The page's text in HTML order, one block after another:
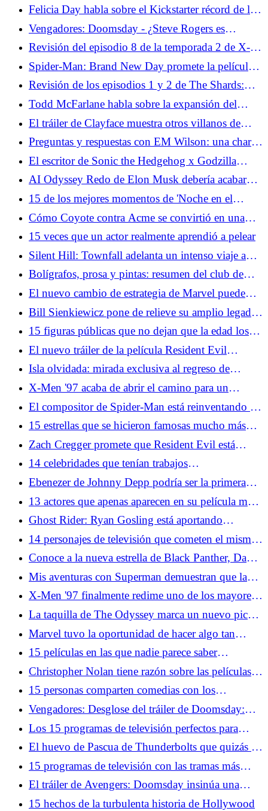
sobre la forja de la amistad entre Kirk y Spock
Felicia Day habla sobre el Kickstarter récord de la
película The Guild Reunion
Vengadores: Doomsday - ¿Steve Rogers es
realmente Steve Rogers?
Revisión del episodio 8 de la temporada 2 de X-
Men '97: Jugando una mala mano
Spider-Man: Brand New Day promete la película
de Spidey más oscura hasta el momento
Revisión de los episodios 1 y 2 de The Shards:
conozca a los psicópatas adolescentes
estadounidenses de la autoficción autoerótica
Todd McFarlane habla sobre la expansión del
universo Spawn antes de su gran aniversario
El tráiler de Clayface muestra otros villanos de
Batman
Preguntas y respuestas con EM Wilson: una charla
con el escritor detrás del libro viral 'Situationship'
El escritor de Sonic the Hedgehog x Godzilla
habla sobre cruces imposibles de escalamiento de
potencia
AI Odyssey Redo de Elon Musk debería acabar
con las conversaciones sobre películas sobre IA de
una vez por todas
15 de los mejores momentos de 'Noche en el
Museo'
Cómo Coyote contra Acme se convirtió en una
saga de Hollywood de David contra Goliat en la
vida real
15 veces que un actor realmente aprendió a pelear
Silent Hill: Townfall adelanta un intenso viaje a
través de una nueva ciudad encantada
Bolígrafos, prosa y pintas: resumen del club de
escritura SDCC de Wattpad
El nuevo cambio de estrategia de Marvel puede
poner fin a sus programas de acción en vivo
Bill Sienkiewicz pone de relieve su amplio legado
en un nuevo documental
15 figuras públicas que no dejan que la edad los
defina
El nuevo tráiler de la película Resident Evil
confirma que los fanáticos de OG están al volante
Isla olvidada: mirada exclusiva al regreso de
DreamWorks Animation a los días de gloria de los
90
X-Men '97 acaba de abrir el camino para un
personaje favorito de los fanáticos
El compositor de Spider-Man está reinventando el
tema de Spidey en Brand New Day
15 estrellas que se hicieron famosas mucho más
tarde de lo que crees
Zach Cregger promete que Resident Evil está
estructurado exactamente como los juegos de la
vieja escuela
14 celebridades que tenían trabajos
sorprendentemente comunes antes de la fama
Ebenezer de Johnny Depp podría ser la primera
película de terror basada en un cuento de Navidad
13 actores que apenas aparecen en su película más
famosa
Ghost Rider: Ryan Gosling está aportando
Kenough Energy al MCU
14 personajes de televisión que cometen el mismo
error una y otra vez
Conoce a la nueva estrella de Black Panther, David
Jonsson
Mis aventuras con Superman demuestran que la
muerte de Superman fue más que un truco de
ventas
X-Men '97 finalmente redime uno de los mayores
errores de la serie original
La taquilla de The Odyssey marca un nuevo pico
para Nolan, un nuevo mínimo para los
descontentos de las redes sociales
Marvel tuvo la oportunidad de hacer algo tan
divertido con Avengers: Doomsday en SDCC
2026
15 películas en las que nadie parece saber
realmente lo que pasó
Christopher Nolan tiene razón sobre las películas
de terror y es exactamente por eso que debería
hacer una
15 personas comparten comedias con los
personajes principales más desagradables
Vengadores: Desglose del tráiler de Doomsday:
Doctor Doom, X-Men, Capitán América regresa
Los 15 programas de televisión perfectos para
adolescentes de la década de 2000
El huevo de Pascua de Thunderbolts que quizás te
hayas perdido en el tráiler de Avengers: Doomsday
15 programas de televisión con las tramas más
repetitivas
El tráiler de Avengers: Doomsday insinúa una
historia oscura de Ant-Man
15 hechos de la turbulenta historia de Hollywood